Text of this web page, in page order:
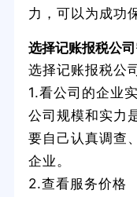
力，可以为成功
选择记账报税公
选择记账报税公
1.看公司的企业
公司规模和实力
要自己认真调查
企业。
2.查看服务价格